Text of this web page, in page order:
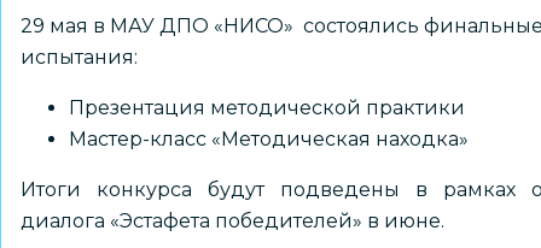
29 мая в МАУ ДПО «НИСО» состоялись
испытания:
Презентация методической практики
Мастер-класс «Методическая находка»
Итоги конкурса будут подведены в рамках
диалога «Эстафета победителей» в июне.